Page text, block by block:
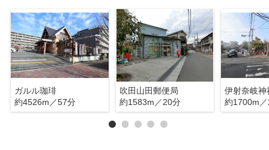
ガルル珈琲
約4526m／57分
吹田山田郵便局
約1583m／20分
伊射奈岐神
約1700m